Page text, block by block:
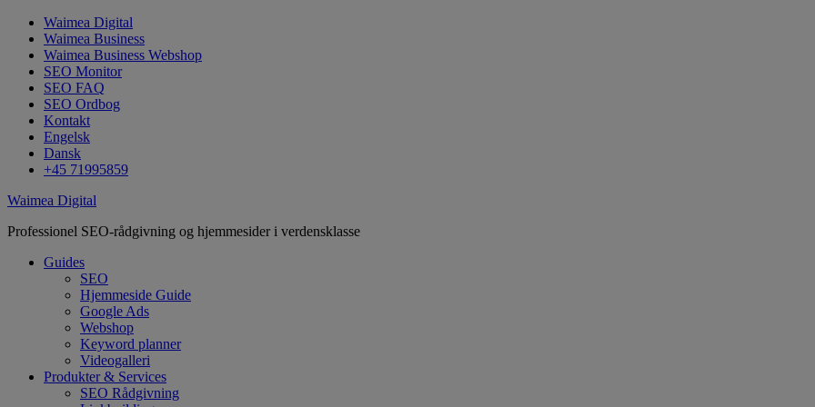
Waimea Digital
Waimea Business
Waimea Business Webshop
SEO Monitor
SEO FAQ
SEO Ordbog
Kontakt
Engelsk
Dansk
+45 71995859
Waimea Digital
Professionel SEO-rådgivning og hjemmesider i verdensklasse
Guides
SEO
Hjemmeside Guide
Google Ads
Webshop
Keyword planner
Videogalleri
Produkter & Services
SEO Rådgivning